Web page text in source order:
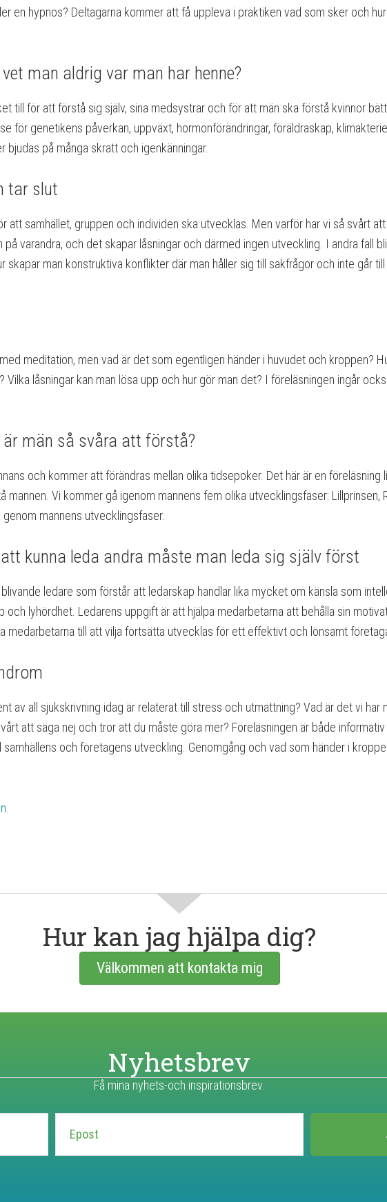
en hypnos? Deltagarna kommer att få uppleva i praktiken vad som sker och
man aldrig var man har henne?
till för att förstå sig själv, sina medsystrar och för att män ska förstå kvinnor
för genetikens påverkan, uppväxt, hormonförändringar, föräldraskap,
på många skratt och igenkänningar.
tar slut
att samhället, gruppen och individen ska utvecklas. Men varför har vi så svårt
på varandra, och det skapar låsningar och därmed ingen utveckling. I andra fall
skapar man konstruktiva konflikter där man håller sig till sakfrågor och inte går
meditation, men vad är det som egentligen händer i huvudet och kroppen?
låsningar kan man lösa upp och hur gör man det? I föreläsningen ingår
män så svåra att förstå?
och kommer att förändras mellan olika tidsepoker. Det här är en
Vi kommer gå igenom mannens fem olika utvecklingsfaser: Lillprinsen,
mannens utvecklingsfaser.
kunna leda andra måste man leda sig själv först
ledare som förstår att ledarskap handlar lika mycket om känsla som
och lyhördhet. Ledarens uppgift är att hjälpa medarbetarna att behålla sin
medarbetarna till att vilja fortsätta utvecklas för ett effektivt och lönsamt
av all sjukskrivning idag är relaterat till stress och utmattning? Vad är det vi har
att säga nej och tror att du måste göra mer? Föreläsningen är både
och företagens utveckling. Genomgång och vad som händer i
Hur kan jag hjälpa dig?
Välkommen att kontakta mig
Nyhetsbrev
Få mina nyhets-och inspirationsbrev.